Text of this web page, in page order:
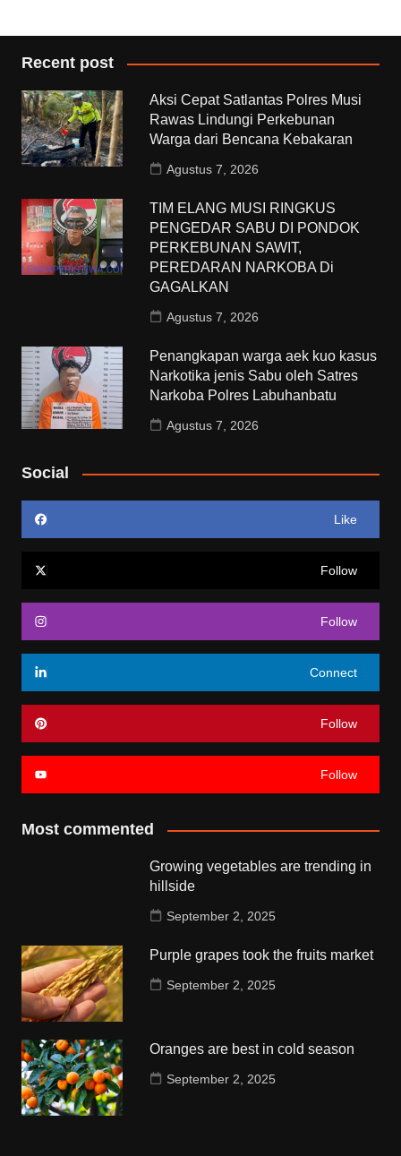
Recent post
Aksi Cepat Satlantas Polres Musi
Rawas Lindungi Perkebunan
Warga dari Bencana Kebakaran
Agustus 7, 2026
TIM ELANG MUSI RINGKUS
PENGEDAR SABU DI PONDOK
PERKEBUNAN SAWIT,
PEREDARAN NARKOBA Di
GAGALKAN
Agustus 7, 2026
Penangkapan warga aek kuo kasus
Narkotika jenis Sabu oleh Satres
Narkoba Polres Labuhanbatu
Agustus 7, 2026
Social
Like
Follow
Follow
Connect
Follow
Follow
Most commented
Growing vegetables are trending in
hillside
September 2, 2025
Purple grapes took the fruits market
September 2, 2025
Oranges are best in cold season
September 2, 2025